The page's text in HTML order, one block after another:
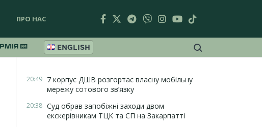
ПРО НАС
ENGLISH
20:49 7 корпус ДШВ розгортає власну мобільну
мережу сотового зв’язку
20:38 Суд обрав запобіжні заходи двом
екскерівникам ТЦК та СП на Закарпатті